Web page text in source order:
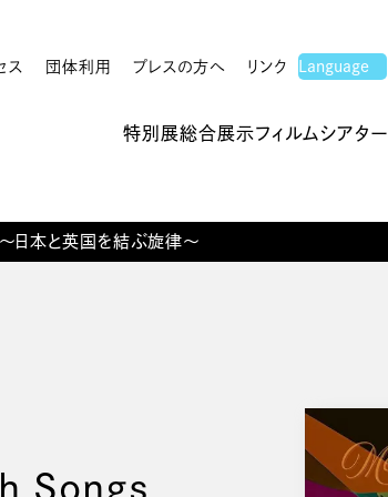
ス 団体利用 プレスの方へ リンク
特別展総合展示フィルムシアター
日本と英国を結ぶ旋律〜
Songs